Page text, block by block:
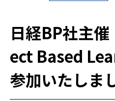
採用情報
ご入居の方
仲介会社の方
日経BP社主
ect Based
参加いたしま